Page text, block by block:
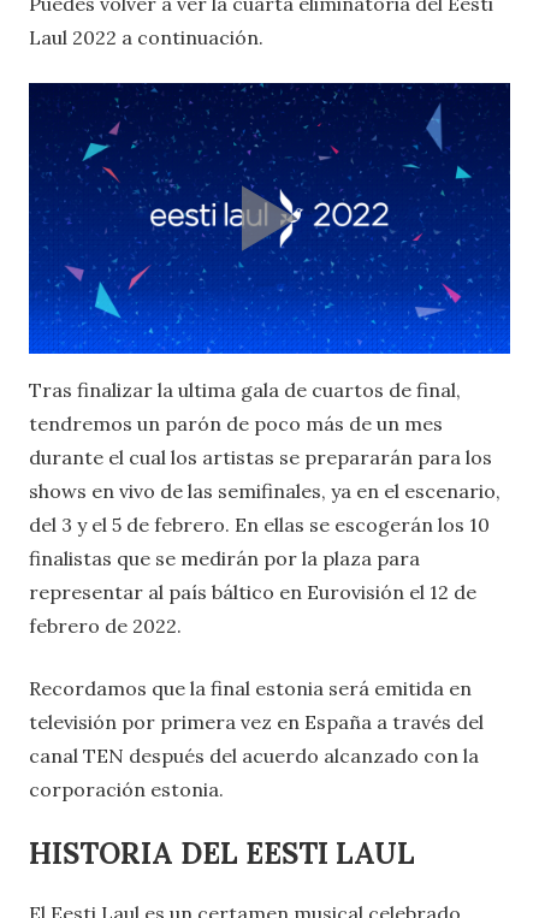
Laul 2022 a continuación.
Tras finalizar la ultima gala de cuartos de final,
tendremos un parón de poco más de un mes
durante el cual los artistas se prepararán para los
shows en vivo de las semifinales, ya en el escenario,
del 3 y el 5 de febrero. En ellas se escogerán los 10
finalistas que se medirán por la plaza para
representar al país báltico en Eurovisión el 12 de
febrero de 2022.
Recordamos que la final estonia será emitida en
televisión por primera vez en España a través del
canal TEN después del acuerdo alcanzado con la
corporación estonia.
HISTORIA DEL EESTI LAUL
El Eesti Laul es un certamen musical celebrado